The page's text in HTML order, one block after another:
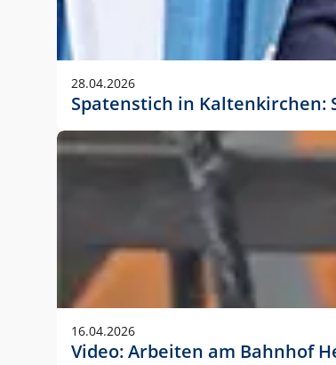
Anwendungsgröße im Layout:
Die Logohöhe beträgt 4 – 10 % der
folgende fest definierte
28.04.2026
Spatenstich in Kaltenkirchen:
16.04.2026
Video: Arbeiten am Bahnhof